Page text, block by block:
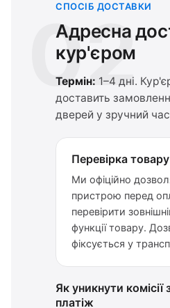
02
СПОСІБ ДОСТАВКИ
Адресна
кур'єром
Термін: 1–4 дні.
доставить
дверей у зручний
Перевірка
Ми офіційно
пристрою перед
перевірити
функції товару.
фіксується у
Як уникнути комісії
платіж